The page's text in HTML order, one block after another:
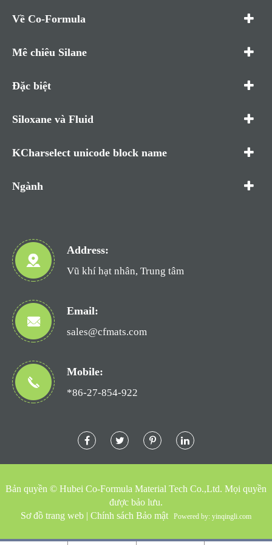
Về Co-Formula
Mê chiêu Silane
Đặc biệt
Siloxane và Fluid
KCharselect unicode block name
Ngành
Address:
Vũ khí hạt nhân, Trung tâm
Email:
sales@cfmats.com
Mobile:
*86-27-854-922
Bản quyền © Hubei Co-Formula Material Tech Co.,Ltd. Mọi quyền
được bảo lưu.
Sơ đồ trang web | Chính sách Bảo mật Powered by: yinqingli.com